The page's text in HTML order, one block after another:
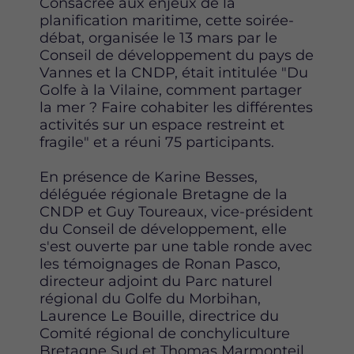
planification maritime, cette soirée-
débat, organisée le 13 mars par le
Conseil de développement du pays de
Vannes et la CNDP, était intitulée "Du
Golfe à la Vilaine, comment partager
la mer ? Faire cohabiter les différentes
activités sur un espace restreint et
fragile" et a réuni 75 participants.
En présence de Karine Besses,
déléguée régionale Bretagne de la
CNDP et Guy Toureaux, vice-président
du Conseil de développement, elle
s'est ouverte par une table ronde avec
les témoignages de Ronan Pasco,
directeur adjoint du Parc naturel
régional du Golfe du Morbihan,
Laurence Le Bouille, directrice du
Comité régional de conchyliculture
Bretagne Sud et Thomas Marmonteil,